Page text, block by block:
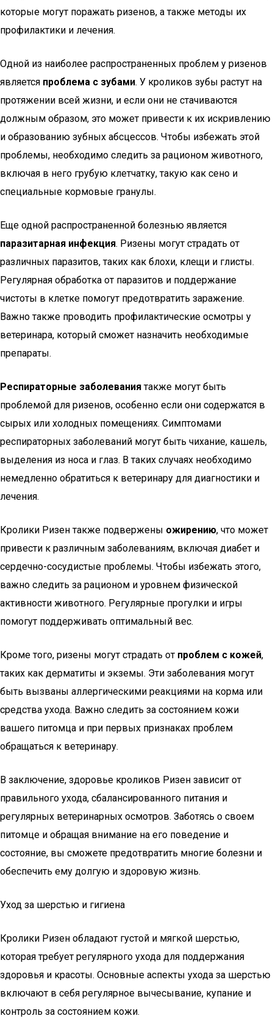
которые могут поражать ризенов, а также методы их
профилактики и лечения.
Одной из наиболее распространенных проблем у ризенов
является проблема с зубами. У кроликов зубы растут на
протяжении всей жизни, и если они не стачиваются
должным образом, это может привести к их искривлению
и образованию зубных абсцессов. Чтобы избежать этой
проблемы, необходимо следить за рационом животного,
включая в него грубую клетчатку, такую как сено и
специальные кормовые гранулы.
Еще одной распространенной болезнью является
паразитарная инфекция. Ризены могут страдать от
различных паразитов, таких как блохи, клещи и глисты.
Регулярная обработка от паразитов и поддержание
чистоты в клетке помогут предотвратить заражение.
Важно также проводить профилактические осмотры у
ветеринара, который сможет назначить необходимые
препараты.
Респираторные заболеваниятакже могут быть
проблемой для ризенов, особенно если они содержатся в
сырых или холодных помещениях. Симптомами
респираторных заболеваний могут быть чихание, кашель,
выделения из носа и глаз. В таких случаях необходимо
немедленно обратиться к ветеринару для диагностики и
лечения.
Кролики Ризен также подвержены ожирению, что может
привести к различным заболеваниям, включая диабет и
сердечно-сосудистые проблемы. Чтобы избежать этого,
важно следить за рационом и уровнем физической
активности животного. Регулярные прогулки и игры
помогут поддерживать оптимальный вес.
Кроме того, ризены могут страдать от проблем с кожей,
таких как дерматиты и экземы. Эти заболевания могут
быть вызваны аллергическими реакциями на корма или
средства ухода. Важно следить за состоянием кожи
вашего питомца и при первых признаках проблем
обращаться к ветеринару.
В заключение, здоровье кроликов Ризен зависит от
правильного ухода, сбалансированного питания и
регулярных ветеринарных осмотров. Заботясь о своем
питомце и обращая внимание на его поведение и
состояние, вы сможете предотвратить многие болезни и
обеспечить ему долгую и здоровую жизнь.
Уход за шерстью и гигиена
Кролики Ризен обладают густой и мягкой шерстью,
которая требует регулярного ухода для поддержания
здоровья и красоты. Основные аспекты ухода за шерстью
включают в себя регулярное вычесывание, купание и
контроль за состоянием кожи.